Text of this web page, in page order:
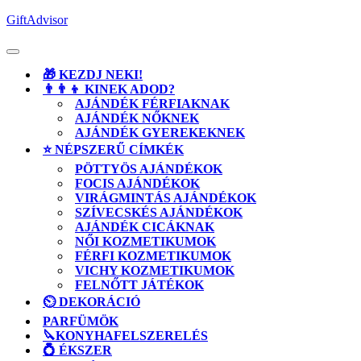
Skip
content
GiftAdvisor
Open
🎁 KEZDJ NEKI!
👨‍👨‍👦 KINEK ADOD?
AJÁNDÉK FÉRFIAKNAK
AJÁNDÉK NŐKNEK
AJÁNDÉK GYEREKEKNEK
⭐ NÉPSZERŰ CÍMKÉK
PÖTTYÖS AJÁNDÉKOK
FOCIS AJÁNDÉKOK
VIRÁGMINTÁS AJÁNDÉKOK
SZÍVECSKÉS AJÁNDÉKOK
AJÁNDÉK CICÁKNAK
NŐI KOZMETIKUMOK
FÉRFI KOZMETIKUMOK
VICHY KOZMETIKUMOK
FELNŐTT JÁTÉKOK
⏲️ DEKORÁCIÓ
PARFÜMÖK
🔪KONYHAFELSZERELÉS
💍 ÉKSZER